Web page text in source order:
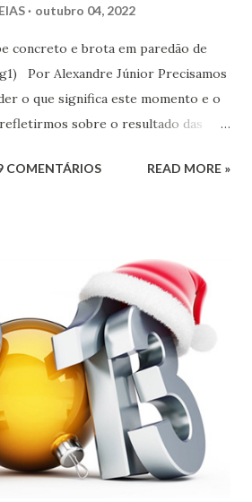
outubro 04, 2022
concreto e brota em paredão de
Por Alexandre Júnior Precisamos
o que significa este momento e o
sobre o resultado das
do Brasil é feita de invasão,
COMENTÁRIOS READ MORE »